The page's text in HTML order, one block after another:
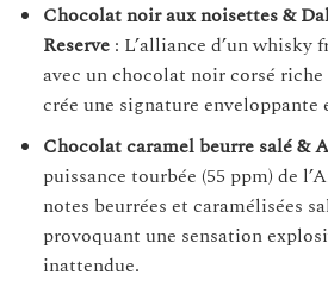
Chocolat noir aux noisettes &
Reserve: L’alliance d’un whisky
avec un chocolat noir corsé
crée une signature enveloppante
Chocolat caramel beurre salé &
puissance tourbée (55 ppm) de
notes beurrées et caramélisées
provoquant une sensation
inattendue.